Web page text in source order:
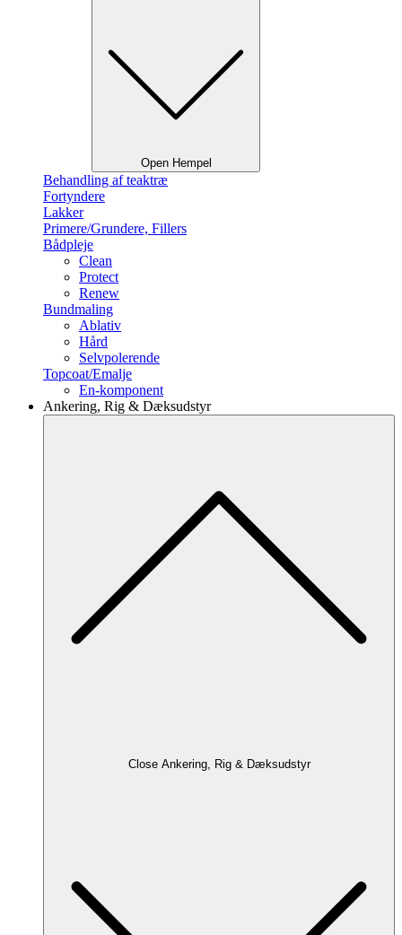
Open Hempel
Behandling af teaktræ
Fortyndere
Lakker
Primere/Grundere, Fillers
Bådpleje
Clean
Protect
Renew
Bundmaling
Ablativ
Hård
Selvpolerende
Topcoat/Emalje
En-komponent
Ankering, Rig & Dæksudstyr
Close Ankering, Rig & Dæksudstyr